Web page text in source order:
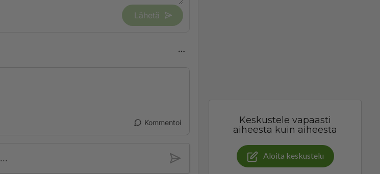
Lähetä
Kommentoi
Keskustele vapaasti
aiheesta kuin aiheesta
Aloita keskustelu